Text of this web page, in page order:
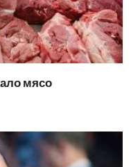
мясо